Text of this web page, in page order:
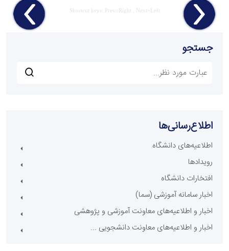
Shortcut keys: Prev=Right , Next=Left
جستجو
اطلاع‌رسانی‌ها
اطلاعیه‌های دانشگاه
رویدادها
افتخارات دانشگاه
اخبار سامانه آموزشی (سما)
اخبار و اطلاعیه‌های معاونت آموزشی و پژوهشی
اخبار و اطلاعیه‌های معاونت دانشجویی ...